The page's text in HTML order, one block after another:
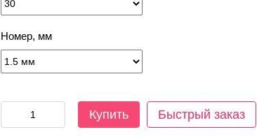
Номер, мм
Купить Быстрый заказ